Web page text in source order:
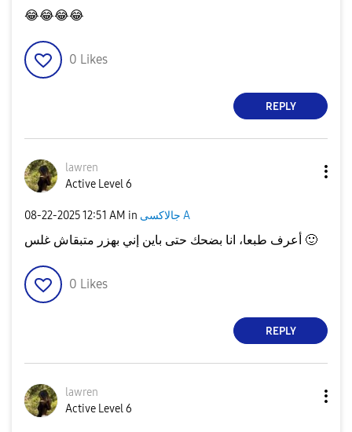
😂😂😂😂
0 Likes
REPLY
lawren
Active Level 6
‎08-22-202512:51 AM in جالاكسى A
🙂
0 Likes
REPLY
lawren
Active Level 6